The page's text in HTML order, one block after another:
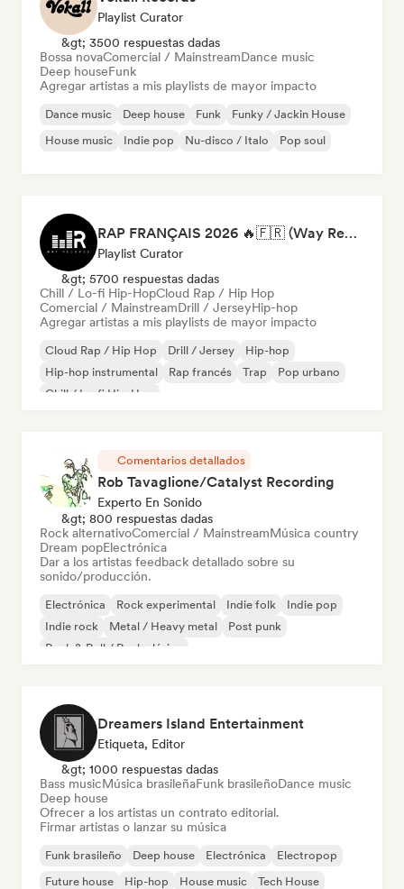
Playlist Curator
&gt; 3500 respuestas dadas
Bossa novaComercial / MainstreamDance music
Deep houseFunk
Agregar artistas a mis playlists de mayor impacto
Dance music Deep house Funk
Funky / Jackin House
House music
Indie pop Nu-disco / Italo Pop soul
RAP FRANÇAIS 2026 🔥🇫🇷 (Way Records)
Playlist Curator
&gt; 5700 respuestas dadas
Chill / Lo-fi Hip-HopCloud Rap / Hip Hop
Comercial / MainstreamDrill / JerseyHip-hop
Agregar artistas a mis playlists de mayor impacto
Cloud Rap / Hip Hop Drill / Jersey
Hip-hop
Hip-hop instrumental
Rap francés Trap
Pop urbano
Chill / Lo-fi Hip-Hop
Comentarios detallados
Rob Tavaglione/Catalyst Recording
Experto En Sonido
&gt; 800 respuestas dadas
Rock alternativoComercial / MainstreamMúsica country
Dream popElectrónica
Dar a los artistas feedback detallado sobre su
sonido/producción.
Electrónica Rock experimental Indie folk
Indie pop
Indie rock
Metal / Heavy metal
Post punk
Rock & Roll / Rock clásico
Dreamers Island Entertainment
Etiqueta, Editor
&gt; 1000 respuestas dadas
Bass musicMúsica brasileñaFunk brasileñoDance music
Deep house
Ofrecer a los artistas un contrato editorial.
Firmar artistas o lanzar su música
Funk brasileño Deep house Electrónica
Electropop
Future house
Hip-hop House music Tech House